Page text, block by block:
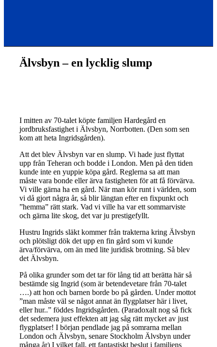
Älvsbyn – en lycklig slump
I mitten av 70-talet köpte familjen Hardegård en
jordbruksfastighet i Älvsbyn, Norrbotten. (Den som sen
kom att heta Ingridsgården).
Att det blev Älvsbyn var en slump. Vi hade just flyttat
upp från Teheran och bodde i London. Men på den tiden
kunde inte en yuppie köpa gård. Reglerna sa att man
måste vara bonde eller ärva fastigheten för att få förvärva.
Vi ville gärna ha en gård. När man kör runt i världen, som
vi då gjort några år, så blir längtan efter en fixpunkt och
”hemma” rätt stark. Vad vi ville ha var ett sommarviste
och gärna lite skog, det var ju prestigefyllt.
Hustru Ingrids släkt kommer från trakterna kring Älvsbyn
och plötsligt dök det upp en fin gård som vi kunde
ärva/förvärva, om än med lite juridisk brottning. Så blev
det Älvsbyn.
På olika grunder som det tar för lång tid att berätta här så
bestämde sig Ingrid (som är betendevetare från 70-talet
….) att hon och barnen borde bo på gården. Under mottot
”man måste väl se något annat än flygplatser här i livet,
eller hur..” föddes Ingridsgården. (Paradoxalt nog så fick
det sedemera just effekten att jag såg rätt mycket av just
flygplatser! I början pendlade jag på somrarna mellan
London och Älvsbyn, senare Stockholm Älvsbyn under
många år) I vilket fall, ett fantastiskt beslut i familjens